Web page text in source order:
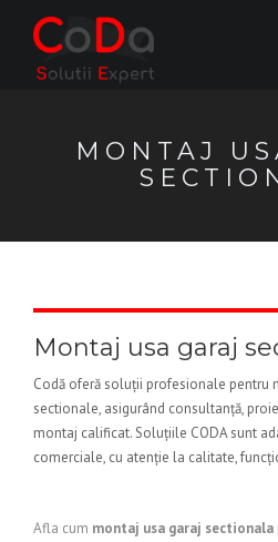
MONTAJ
Montaj usa garaj
Codă oferă soluții profesionale pentru
sectionale, asigurând consultanță,
montaj calificat. Soluțiile CODA sunt
comerciale, cu atenție la calitate,
Afla cum montaj usa garaj sectionala